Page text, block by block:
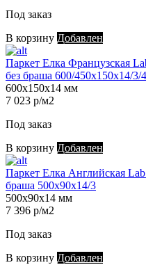
Под заказ
В корзину Добавлен
Паркет Елка Французская
без браша 600/450х150х14/3/
600х150х14 мм
7 023 р/м2
Под заказ
В корзину Добавлен
Паркет Елка Английская
браша 500х90х14/3
500х90х14 мм
7 396 р/м2
Под заказ
В корзину Добавлен